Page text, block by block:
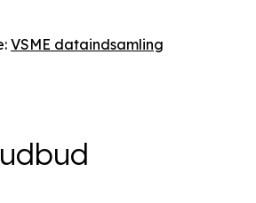
VSME dataindsamling